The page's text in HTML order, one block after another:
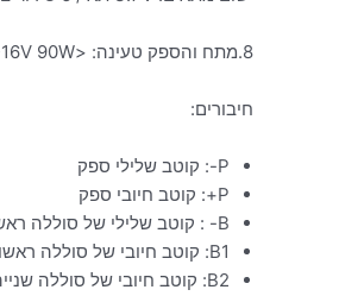
8.מתח והספק טעינה: <DC 12-16V 90W
חיבורים:
P-: קוטב שלילי ספק
P+: קוטב חיובי ספק
B- : קוטב שלילי של סוללה ראשונה
B1: קוטב חיובי של סוללה ראשונה וקוטב שלילי של סוללה שנייה
B2: קוטב חיובי של סוללה שנייה וקוטב שלילי של סוללה שלישית